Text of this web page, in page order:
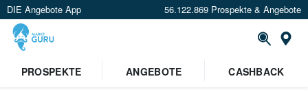
DIE Angebote App 56.122.869 Prospekte & Angebote
PROSPEKTE
ANGEBOTE CASHBACK